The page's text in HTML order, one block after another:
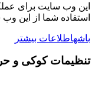
این وب سایت برای
استفاده شما از این
باشهاطلاعات بیشتر
تنظیمات کوکی و